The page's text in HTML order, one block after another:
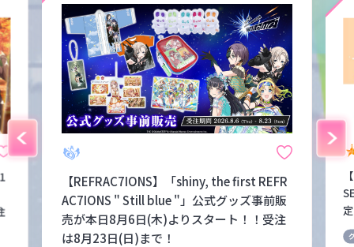
【REFRAC7IONS】「shiny, the first REFR
AC7IONS " Still blue "」公式グッズ事前販
売が本日8月6日(木)よりスタート！！受注
は8月23日(日)まで！